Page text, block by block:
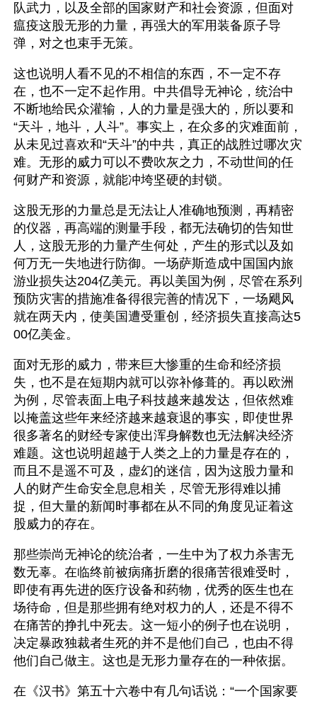
队武力，以及全部的国家财产和社会资源，但面对
瘟疫这股无形的力量，再强大的军用装备原子导
弹，对之也束手无策。
这也说明人看不见的不相信的东西，不一定不存
在，也不一定不起作用。中共倡导无神论，统治中
不断地给民众灌输，人的力量是强大的，所以要和
“天斗，地斗，人斗”。事实上，在众多的灾难面前，
从未见过喜欢和“天斗”的中共，真正的战胜过哪次灾
难。无形的威力可以不费吹灰之力，不动世间的任
何财产和资源，就能冲垮坚硬的封锁。
这股无形的力量总是无法让人准确地预测，再精密
的仪器，再高端的测量手段，都无法确切的告知世
人，这股无形的力量产生何处，产生的形式以及如
何万无一失地进行防御。一场萨斯造成中国国内旅
游业损失达204亿美元。再以美国为例，尽管在系列
预防灾害的措施准备得很完善的情况下，一场飓风
就在两天内，使美国遭受重创，经济损失直接高达5
00亿美金。
面对无形的威力，带来巨大惨重的生命和经济损
失，也不是在短期内就可以弥补修葺的。再以欧洲
为例，尽管表面上电子科技越来越发达，但依然难
以掩盖这些年来经济越来越衰退的事实，即使世界
很多著名的财经专家使出浑身解数也无法解决经济
难题。这也说明超越于人类之上的力量是存在的，
而且不是遥不可及，虚幻的迷信，因为这股力量和
人的财产生命安全息息相关，尽管无形得难以捕
捉，但大量的新闻时事都在从不同的角度见证着这
股威力的存在。
那些崇尚无神论的统治者，一生中为了权力杀害无
数无辜。在临终前被病痛折磨的很痛苦很难受时，
即使有再先进的医疗设备和药物，优秀的医生也在
场待命，但是那些拥有绝对权力的人，还是不得不
在痛苦的挣扎中死去。这一短小的例子也在说明，
决定暴政独裁者生死的并不是他们自己，也由不得
他们自己做主。这也是无形力量存在的一种依据。
在《汉书》第五十六卷中有几句话说：“一个国家要